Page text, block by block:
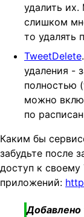
удалить
слишком
то удалять
TweetDelete
удаления -
полностью
можно
по
Каким бы
забудьте после
доступ к своему
приложений: